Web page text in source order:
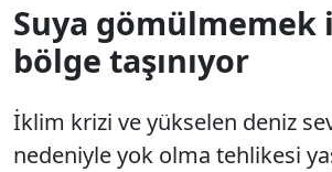
Suya gömülmemek
bölge taşınıyor
İklim krizi ve yükselen deniz
nedeniyle yok olma tehlikesi